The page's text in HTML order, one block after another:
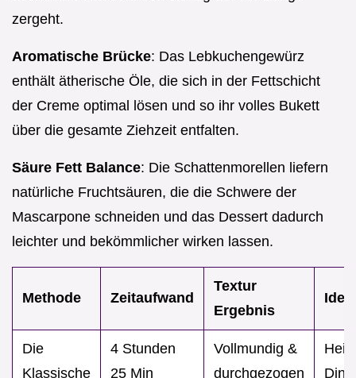
zergeht.
Aromatische Brücke: Das Lebkuchengewürz
enthält ätherische Öle, die sich in der Fettschicht
der Creme optimal lösen und so ihr volles Bukett
über die gesamte Ziehzeit entfalten.
Säure Fett Balance: Die Schattenmorellen liefern
natürliche Fruchtsäuren, die die Schwere der
Mascarpone schneiden und das Dessert dadurch
leichter und bekömmlicher wirken lassen.
Methode Zeitaufwand
Textur
Ergebnis
Die
Klassische
4 Stunden
25 Min
Vollmundig &
durchgezogen